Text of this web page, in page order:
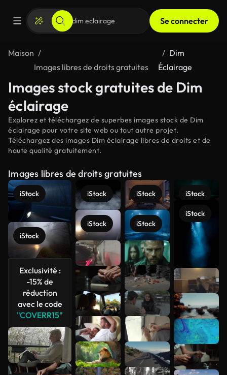
Se connecter
Maison
Images libres de droits gratuites
Dim
Éclairage
Images stock gratuites de Dim
éclairage
Explorez et téléchargez de superbes images stock de Dim
éclairage pour votre site web ou tout autre projet.
Téléchargez des images Dim éclairage libres de droits et de
haute qualité gratuitement.
Images libres de droits gratuites
iStock
iStock
Exclusivité :
-15% de
réduction
avec le code
"COVERR15"
iStock
iStock
iStock
iStock
iStock
iStock
Voir plus